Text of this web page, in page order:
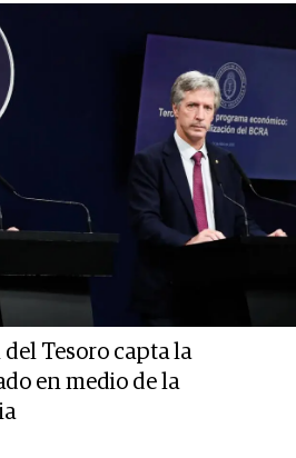
Tesoro capta la
en medio de la